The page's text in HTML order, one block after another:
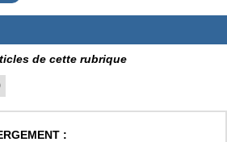
de cette rubrique
: